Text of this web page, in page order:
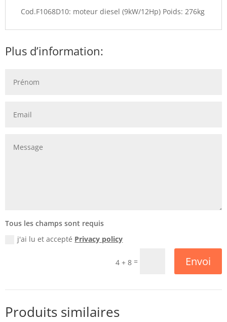
Cod.F1068D10: moteur diesel (9kW/12Hp) Poids: 276kg
Plus d’information:
Tous les champs sont requis
j'ai lu et accepté Privacy policy
4 + 8 = Envoi
Produits similaires